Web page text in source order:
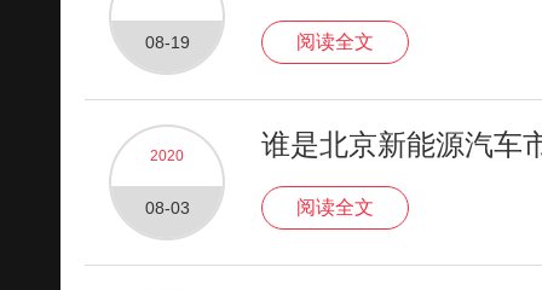
08-19 阅读全文
2020
08-03
谁是北京新能源汽车
阅读全文